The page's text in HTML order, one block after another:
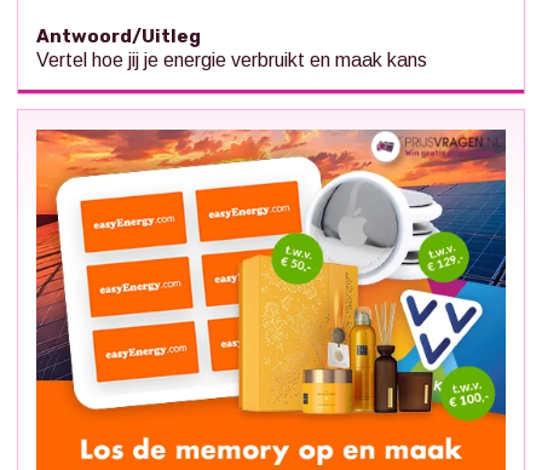
Antwoord/Uitleg
Vertel hoe jij je energie verbruikt en maak kans